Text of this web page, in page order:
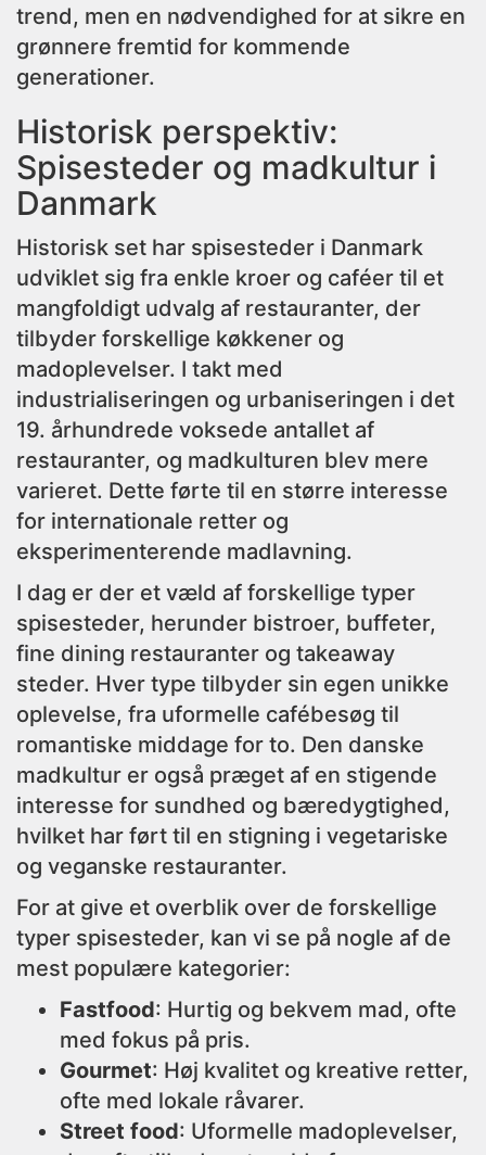
trend, men en nødvendighed for at sikre en
grønnere fremtid for kommende
generationer.
Historisk perspektiv:
Spisesteder og madkultur i
Danmark
Historisk set har spisesteder i Danmark
udviklet sig fra enkle kroer og caféer til et
mangfoldigt udvalg af restauranter, der
tilbyder forskellige køkkener og
madoplevelser. I takt med
industrialiseringen og urbaniseringen i det
19. århundrede voksede antallet af
restauranter, og madkulturen blev mere
varieret. Dette førte til en større interesse
for internationale retter og
eksperimenterende madlavning.
I dag er der et væld af forskellige typer
spisesteder, herunder bistroer, buffeter,
fine dining restauranter og takeaway
steder. Hver type tilbyder sin egen unikke
oplevelse, fra uformelle cafébesøg til
romantiske middage for to. Den danske
madkultur er også præget af en stigende
interesse for sundhed og bæredygtighed,
hvilket har ført til en stigning i vegetariske
og veganske restauranter.
For at give et overblik over de forskellige
typer spisesteder, kan vi se på nogle af de
mest populære kategorier:
Fastfood: Hurtig og bekvem mad, ofte
med fokus på pris.
Gourmet: Høj kvalitet og kreative retter,
ofte med lokale råvarer.
Street food: Uformelle madoplevelser,